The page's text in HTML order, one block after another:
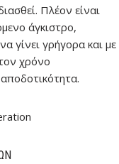
Πλέον είναι
άγκιστρο,
γίνει γρήγορα και με
χρόνο